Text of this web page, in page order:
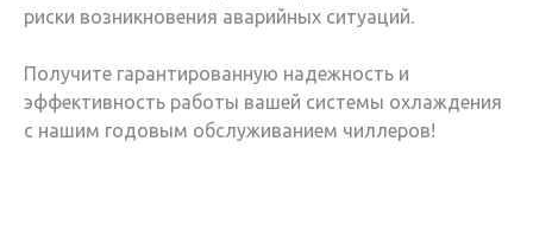
риски возникновения аварийных ситуаций.
Получите гарантированную надежность и
эффективность работы вашей системы охлаждения
с нашим годовым обслуживанием чиллеров!